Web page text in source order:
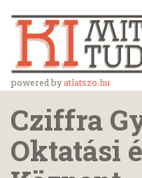
powered byatlatszo.hu
Cziffra
Oktatási